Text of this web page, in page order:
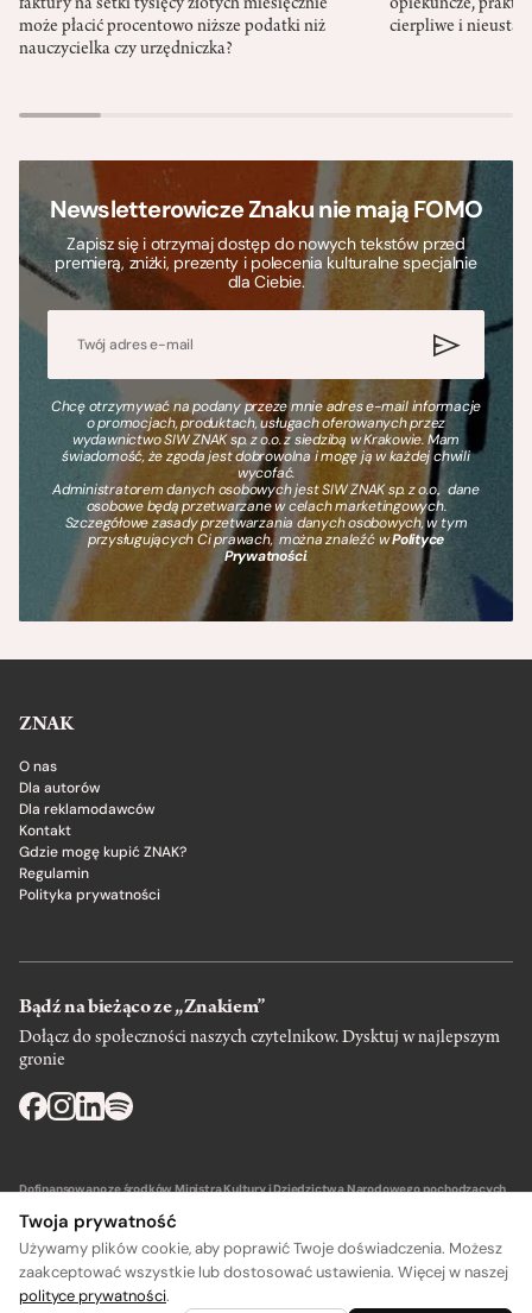
faktury na setki tysięcy złotych miesięcznie
może płacić procentowo niższe podatki niż
nauczycielka czy urzędniczka?
opiekuńcze,
cierpliwe i
Newsletterowicze Znaku nie mają FOMO
Zapisz się i otrzymaj dostęp do nowych tekstów przed
premierą, zniżki, prezenty i polecenia kulturalne specjalnie
dla Ciebie.
Chcę otrzymywać na podany przeze mnie adres e-mail informacje
o promocjach, produktach, usługach oferowanych przez
wydawnictwo SIW ZNAK sp. z o.o. z siedzibą w Krakowie. Mam
świadomość, że zgoda jest dobrowolna i mogę ją w każdej chwili
wycofać.
Administratorem danych osobowych jest SIW ZNAK sp. z o.o., dane
osobowe będą przetwarzane w celach marketingowych.
Szczegółowe zasady przetwarzania danych osobowych, w tym
przysługujących Ci prawach, można znaleźć wPolityce
Prywatności.
ZNAK
O nas
Dla autorów
Dla reklamodawców
Kontakt
Gdzie mogę kupić ZNAK?
Regulamin
Polityka prywatności
Bądź na bieżąco ze „Znakiem”
Dołącz do społeczności naszych czytelnikow. Dysktuj w najlepszym
gronie
Dofinansowano ze środków Ministra Kultury i Dziedzictwa Narodowego pochodzących
Twoja prywatność
Używamy plików cookie, aby poprawić Twoje doświadczenia. Możesz
zaakceptować wszystkie lub dostosować ustawienia. Więcej w naszej
polityce prywatności.